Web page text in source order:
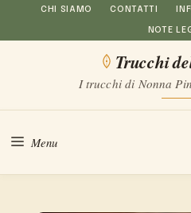
al
CHI SIAMO CONTATTI
NOTE
Trucchi
I trucchi di Nonna
Menu